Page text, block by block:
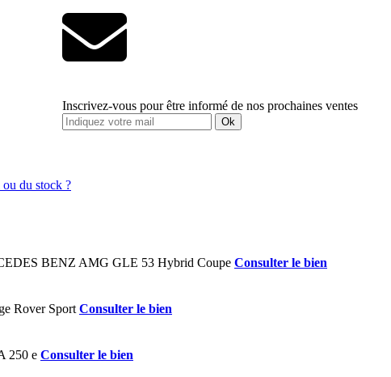
Inscrivez-vous pour être informé de nos prochaines ventes
Ok
Consulter le bien
Consulter le bien
Consulter le bien